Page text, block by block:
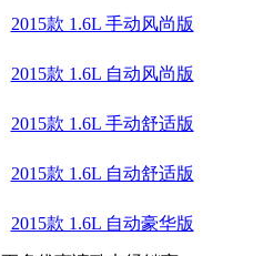
2015款 1.6L 手动风尚版
2015款 1.6L 自动风尚版
2015款 1.6L 手动舒适版
2015款 1.6L 自动舒适版
2015款 1.6L 自动豪华版